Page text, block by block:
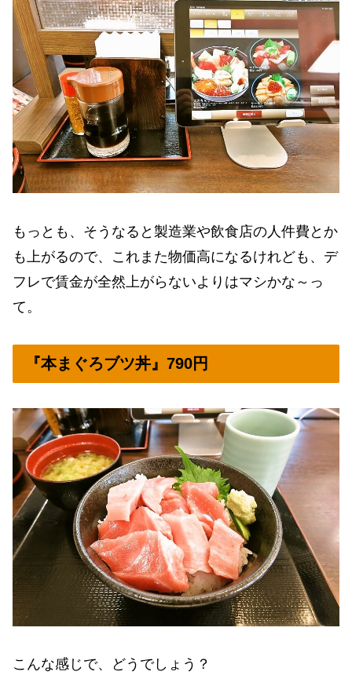
もっとも、そうなると製造業や飲食店の人件費とか
も上がるので、これまた物価高になるけれども、デ
フレで賃金が全然上がらないよりはマシかな～っ
て。
『本まぐろブツ丼』790円
こんな感じで、どうでしょう？